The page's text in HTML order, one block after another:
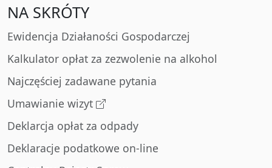
NA SKRÓTY
Ewidencja Działaności Gospodarczej
Kalkulator opłat za zezwolenie na alkohol
Najczęściej zadawane pytania
Umawianie wizyt
Deklarcja opłat za odpady
Deklaracje podatkowe on-line